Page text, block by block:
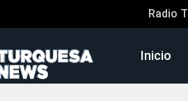
Radio
Inicio